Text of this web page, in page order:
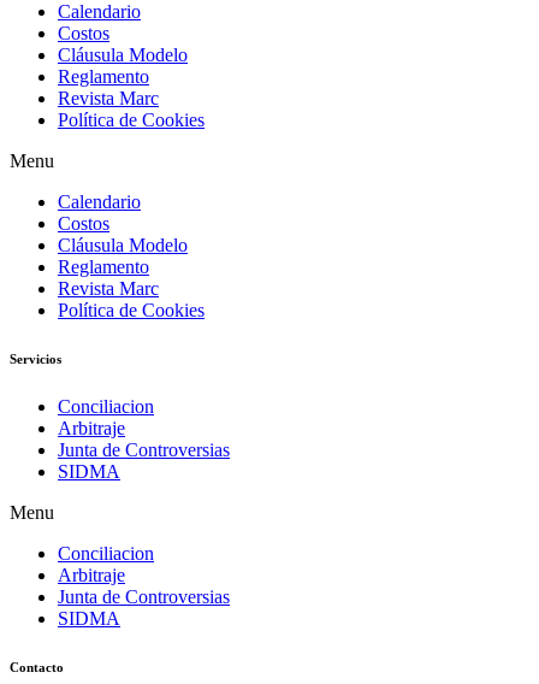
Calendario
Costos
Cláusula Modelo
Reglamento
Revista Marc
Política de Cookies
Menu
Calendario
Costos
Cláusula Modelo
Reglamento
Revista Marc
Política de Cookies
Servicios
Conciliacion
Arbitraje
Junta de Controversias
SIDMA
Menu
Conciliacion
Arbitraje
Junta de Controversias
SIDMA
Contacto